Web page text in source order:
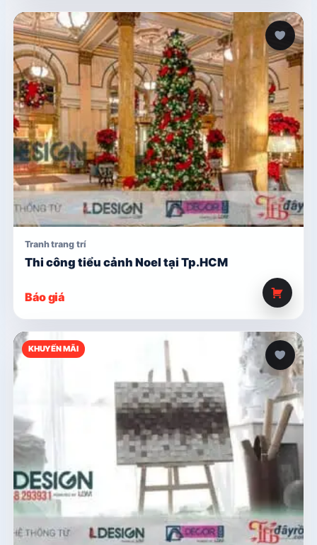
Tranh trang trí
Thi công tiểu cảnh Noel tại Tp.HCM
Báo giá
KHUYẾN MÃI